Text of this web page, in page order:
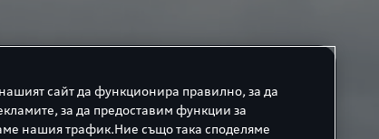
сайт да функционира правилно, за да
за да предоставим функции за
нашия трафик.Ние също така споделяме